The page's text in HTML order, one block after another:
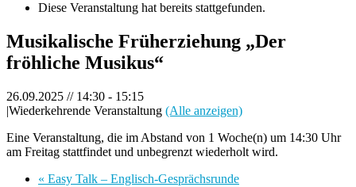
Diese Veranstaltung hat bereits stattgefunden.
Musikalische Früherziehung „Der
fröhliche Musikus“
26.09.2025 // 14:30 - 15:15
|Wiederkehrende Veranstaltung (Alle anzeigen)
Eine Veranstaltung, die im Abstand von 1 Woche(n) um 14:30 Uhr
am Freitag stattfindet und unbegrenzt wiederholt wird.
« Easy Talk – Englisch-Gesprächsrunde